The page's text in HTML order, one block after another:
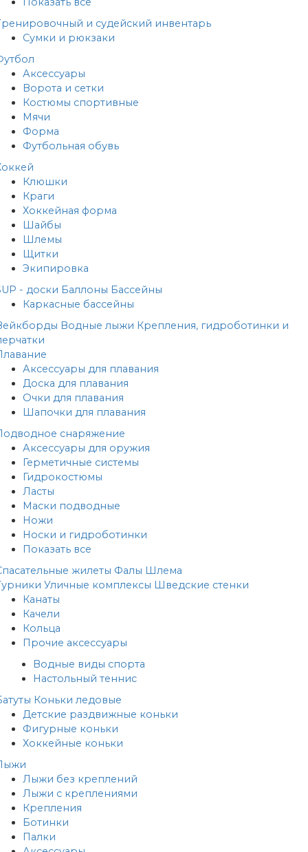
и судейский инвентарь
Сумки и рюкзаки
Аксессуары
Ворота и сетки
Костюмы спортивные
Мячи
Форма
Футбольная обувь
Клюшки
Краги
Хоккейная форма
Шайбы
Шлемы
Щитки
Экипировка
- доски Баллоны Бассейны
Каркасные бассейны
Водные лыжи Крепления, гидроботинки и
Аксессуары для плавания
Доска для плавания
Очки для плавания
Шапочки для плавания
снаряжение
Аксессуары для оружия
Герметичные системы
Гидрокостюмы
Ласты
Маски подводные
Ножи
Носки и гидроботинки
Показать все
жилеты Фалы Шлема
Уличные комплексы Шведские стенки
Канаты
Качели
Кольца
Прочие аксессуары
Водные виды спорта
Настольный теннис
Коньки ледовые
Детские раздвижные коньки
Фигурные коньки
Хоккейные коньки
Лыжи без креплений
Лыжи с креплениями
Крепления
Ботинки
Палки